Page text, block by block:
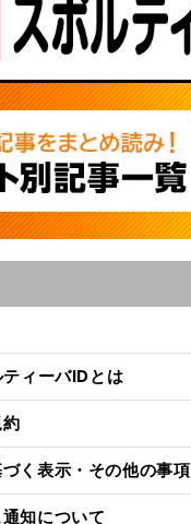
ィーバIDとは
く表示・その他の事項
知について